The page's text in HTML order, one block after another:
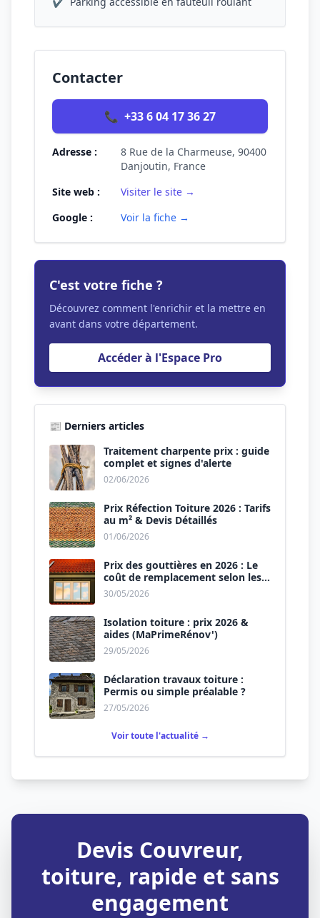
Contacter
📞 +33 6 04 17 36 27
Adresse :
8 Rue de la Charmeuse, 90400
Danjoutin, France
Site web :
Visiter le site →
Google :
Voir la fiche →
C'est votre fiche ?
Découvrez comment l'enrichir et la mettre en
avant dans votre département.
Accéder à l'Espace Pro
📰 Derniers articles
Traitement charpente prix : guide
complet et signes d'alerte
02/06/2026
Prix Réfection Toiture 2026 : Tarifs
au m² & Devis Détaillés
01/06/2026
Prix des gouttières en 2026 : Le
coût de remplacement selon les
matériaux
30/05/2026
Isolation toiture : prix 2026 &
aides (MaPrimeRénov')
29/05/2026
Déclaration travaux toiture :
Permis ou simple préalable ?
27/05/2026
Voir toute l'actualité →
Devis Couvreur,
toiture, rapide et sans
engagement